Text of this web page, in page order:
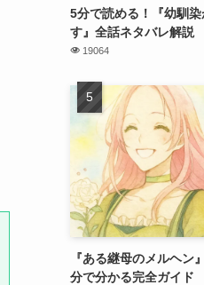
5分で読める！『幼馴
す』全話ネタバレ解説
19064
『ある継母のメルヘン
分で分かる完全ガイド